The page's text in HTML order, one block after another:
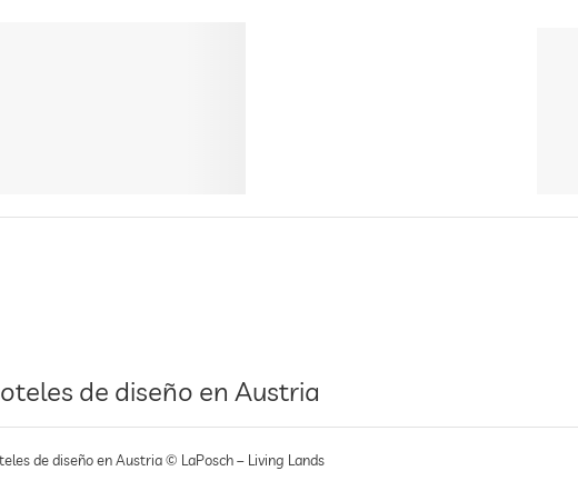
de diseño en Austria
de diseño en Austria © LaPosch – Living Lands